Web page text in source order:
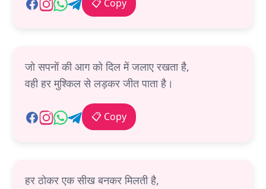
📋 Copy
जो सपनों की आग को दिल में जलाए रखता है,
वही हर मुश्किल से लड़कर जीत पाता है।
📋 Copy
हर ठोकर एक सीख बनकर मिलती है,